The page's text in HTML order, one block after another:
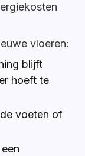
vloeren:
blijft
hoeft te
voeten of